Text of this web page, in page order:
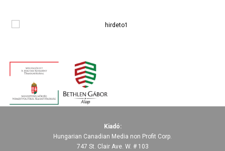
Kiadó:
Hungarian Canadian Media non Profit Corp.
747 St. Clair Ave. W. # 103